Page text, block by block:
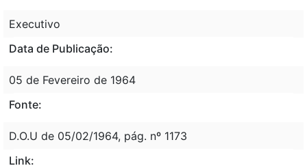
Executivo
Data de Publicação:
05 de Fevereiro de 1964
Fonte:
D.O.U de 05/02/1964, pág. nº 1173
Link: